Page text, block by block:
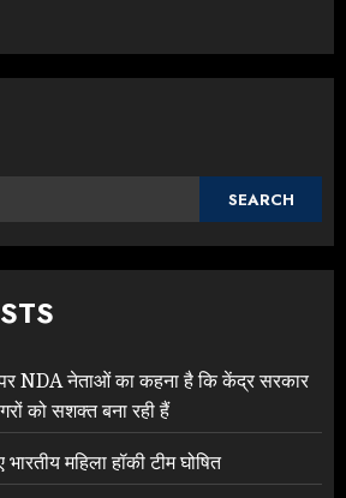
SEARCH
पर NDA नेताओं का कहना है कि केंद्र सरकार
को सशक्त बना रही हैं
महिला हॉकी टीम घोषित